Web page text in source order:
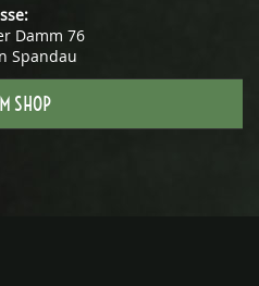
Damm 76
Spandau
SHOP